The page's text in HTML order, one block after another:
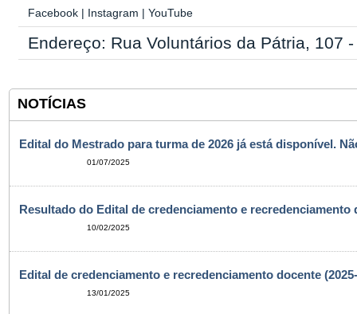
Facebook| Instagram | YouTube
Endereço: Rua Voluntários da Pátria, 107
NOTÍCIAS
Edital do Mestrado para turma de 2026 já está disponível.
01/07/2025
Resultado do Edital de credenciamento e recredenciamento
10/02/2025
Edital de credenciamento e recredenciamento docente
13/01/2025